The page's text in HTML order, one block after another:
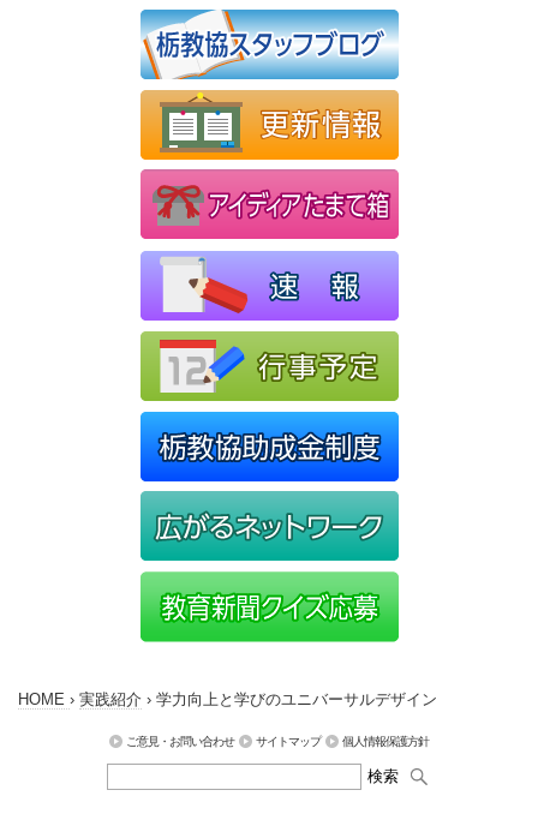
HOME › 実践紹介 › 学力向上と学びのユニバーサルデザイン
ご意見・お問い合わせ サイトマップ 個人情報保護方針